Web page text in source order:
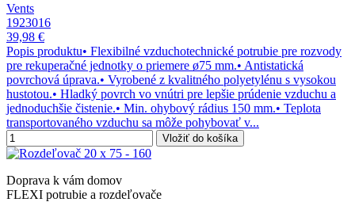
Vents
1923016
39,98 €
Popis produktu• Flexibilné vzduchotechnické potrubie pre rozvody
pre rekuperačné jednotky o priemere ø75 mm.• Antistatická
povrchová úprava.• Vyrobené z kvalitného polyetylénu s vysokou
hustotou.• Hladký povrch vo vnútri pre lepšie prúdenie vzduchu a
jednoduchšie čistenie.• Min. ohybový rádius 150 mm.• Teplota
transportovaného vzduchu sa môže pohybovať v...
Vložiť do košíka
Doprava k vám domov
FLEXI potrubie a rozdeľovače